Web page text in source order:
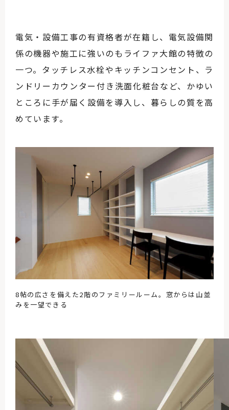
電気・設備工事の有資格者が在籍し、電気設備関
係の機器や施工に強いのもライファ大館の特徴の
一つ。タッチレス水栓やキッチンコンセント、ラ
ンドリーカウンター付き洗面化粧台など、かゆい
ところに手が届く設備を導入し、暮らしの質を高
めています。
8帖の広さを備えた2階のファミリールーム。窓からは山並
みを一望できる